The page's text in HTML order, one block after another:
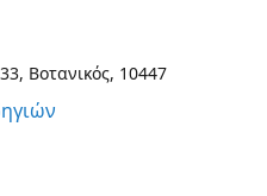
Βοτανικός, 10447